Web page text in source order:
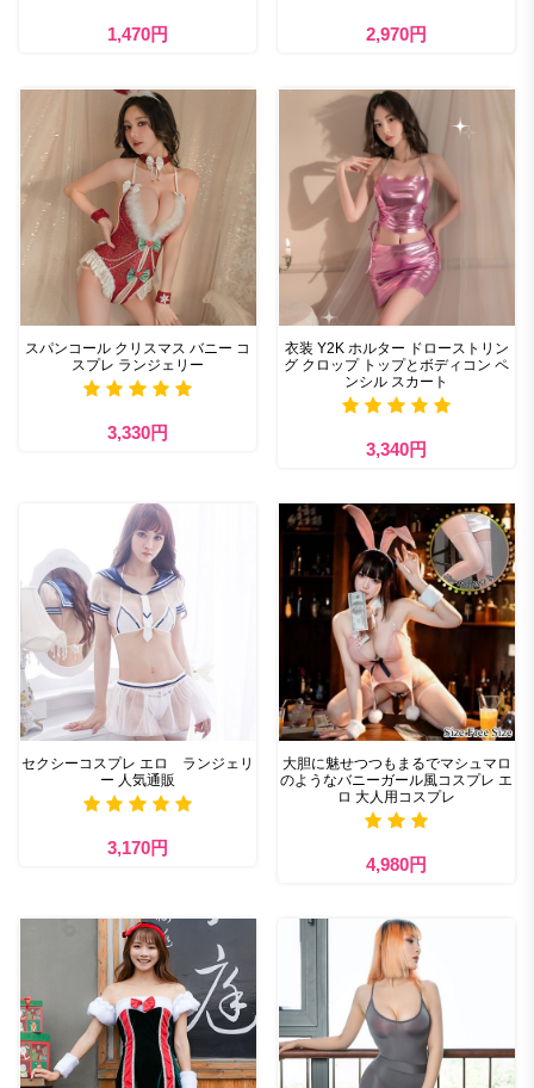
1,470円 2,970円
スパンコール クリスマス バニー コ
スプレ ランジェリー
3,330円
衣装 Y2K ホルター ドローストリン
グ クロップ トップとボディコン ペ
ンシル スカート
3,340円
セクシーコスプレ エロ ランジェリ
ー 人気通販
3,170円
大胆に魅せつつもまるでマシュマロ
のようなバニーガール風コスプレ エ
ロ 大人用コスプレ
4,980円